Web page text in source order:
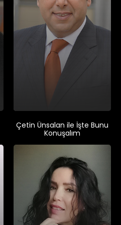
Çetin Ünsalan ile İşte Bunu
Konuşalım